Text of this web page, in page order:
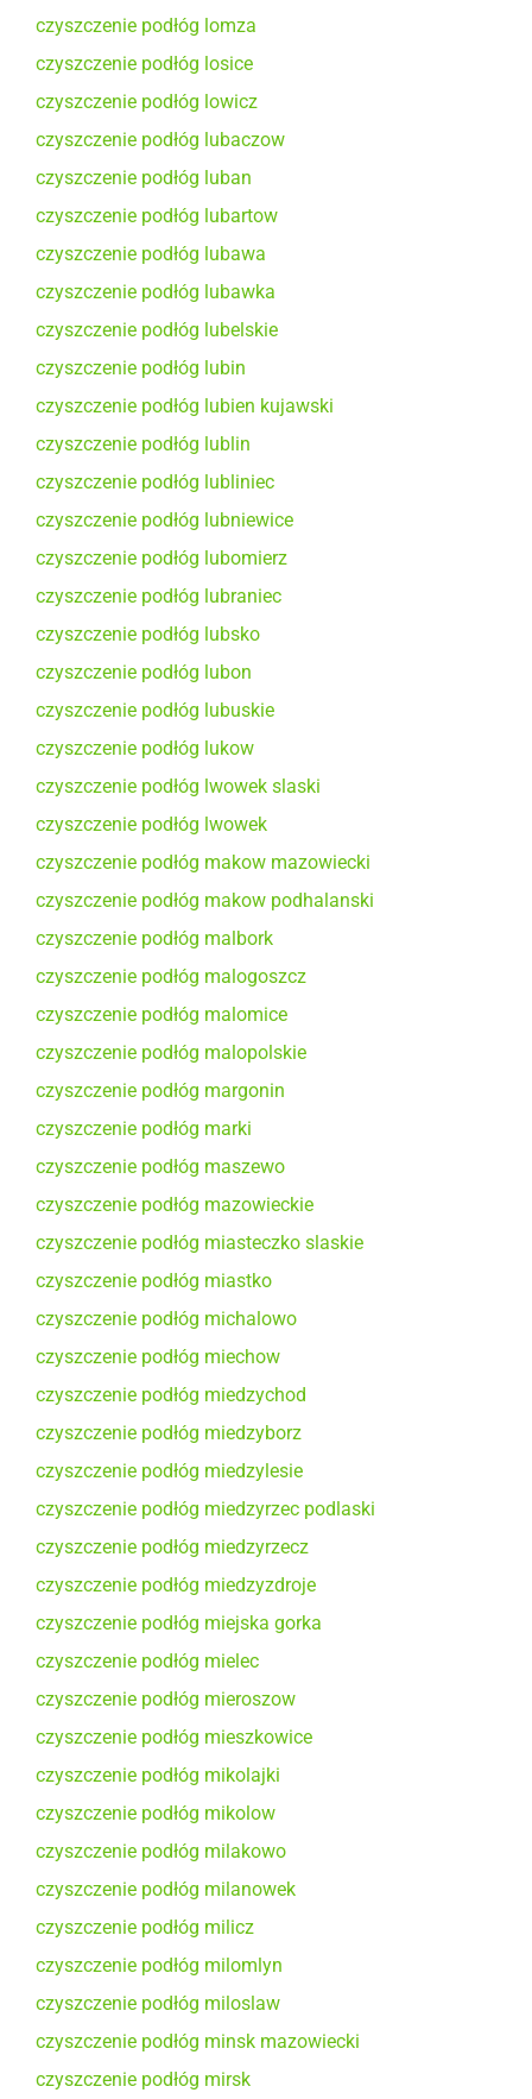
czyszczenie podłóg lomza
czyszczenie podłóg losice
czyszczenie podłóg lowicz
czyszczenie podłóg lubaczow
czyszczenie podłóg luban
czyszczenie podłóg lubartow
czyszczenie podłóg lubawa
czyszczenie podłóg lubawka
czyszczenie podłóg lubelskie
czyszczenie podłóg lubin
czyszczenie podłóg lubien kujawski
czyszczenie podłóg lublin
czyszczenie podłóg lubliniec
czyszczenie podłóg lubniewice
czyszczenie podłóg lubomierz
czyszczenie podłóg lubraniec
czyszczenie podłóg lubsko
czyszczenie podłóg lubon
czyszczenie podłóg lubuskie
czyszczenie podłóg lukow
czyszczenie podłóg lwowek slaski
czyszczenie podłóg lwowek
czyszczenie podłóg makow mazowiecki
czyszczenie podłóg makow podhalanski
czyszczenie podłóg malbork
czyszczenie podłóg malogoszcz
czyszczenie podłóg malomice
czyszczenie podłóg malopolskie
czyszczenie podłóg margonin
czyszczenie podłóg marki
czyszczenie podłóg maszewo
czyszczenie podłóg mazowieckie
czyszczenie podłóg miasteczko slaskie
czyszczenie podłóg miastko
czyszczenie podłóg michalowo
czyszczenie podłóg miechow
czyszczenie podłóg miedzychod
czyszczenie podłóg miedzyborz
czyszczenie podłóg miedzylesie
czyszczenie podłóg miedzyrzec podlaski
czyszczenie podłóg miedzyrzecz
czyszczenie podłóg miedzyzdroje
czyszczenie podłóg miejska gorka
czyszczenie podłóg mielec
czyszczenie podłóg mieroszow
czyszczenie podłóg mieszkowice
czyszczenie podłóg mikolajki
czyszczenie podłóg mikolow
czyszczenie podłóg milakowo
czyszczenie podłóg milanowek
czyszczenie podłóg milicz
czyszczenie podłóg milomlyn
czyszczenie podłóg miloslaw
czyszczenie podłóg minsk mazowiecki
czyszczenie podłóg mirsk